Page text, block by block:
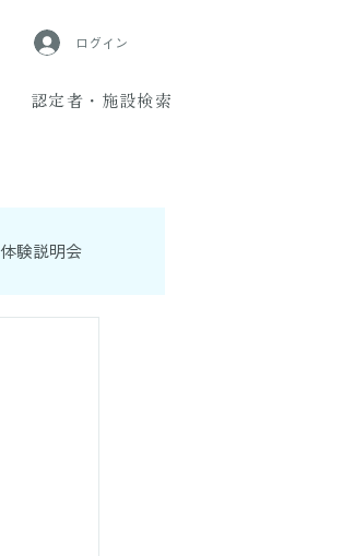
ログイン
認定者・施設検索
体験説明会